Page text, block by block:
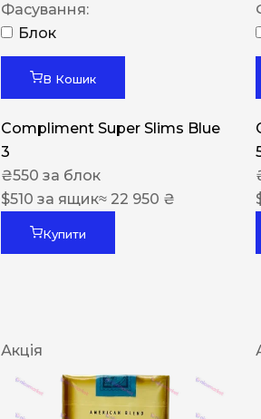
Фасування:
Блок
В Кошик
Compliment Super Slims Blue
3
₴550 за блок
$510 за ящик≈ 22 950 ₴
Купити
Акція